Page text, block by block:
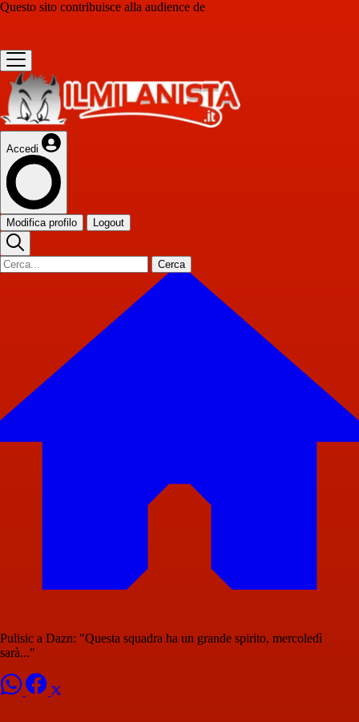
Questo sito contribuisce alla audience de
Accedi
Modifica profilo Logout
Cerca
Pulisic a Dazn: "Questa squadra ha un grande spirito, mercoledì
sarà..."